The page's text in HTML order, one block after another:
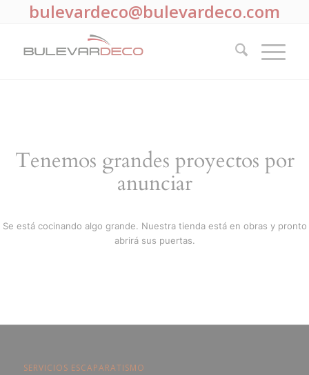
bulevardeco@bulevardeco.com
Tenemos grandes proyectos por
anunciar
Se está cocinando algo grande. Nuestra tienda está en obras y pronto
abrirá sus puertas.
SERVICIOS ESCAPARATISMO